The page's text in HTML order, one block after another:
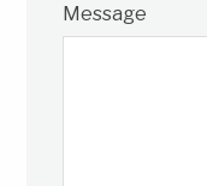
Message